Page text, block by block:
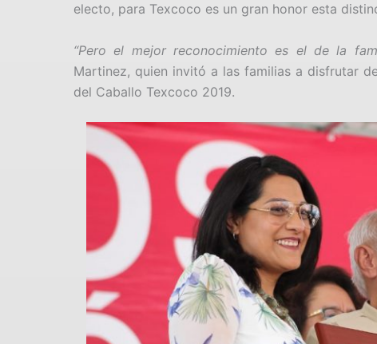
electo, para Texcoco es un gran honor esta
“Pero el mejor reconocimiento es el de la
Martinez, quien invitó a las familias a disfrutar
del Caballo Texcoco 2019.